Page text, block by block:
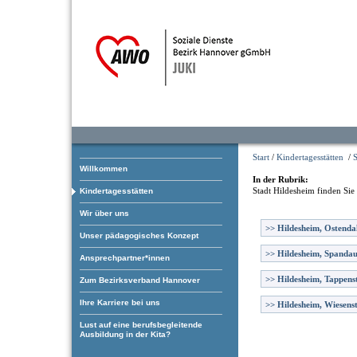
Willkommen
Kindertagesstätten
Wir über uns
Unser pädagogisches Konzept
Ansprechpartner*innen
Zum Bezirksverband Hannover
Ihre Karriere bei uns
Lust auf eine berufsbegleitende
Ausbildung in der Kita?
Start / Kindertagesstätten /
In der Rubrik:
Stadt Hildesheim finden
>> Hildesheim,
>> Hildesheim,
>> Hildesheim,
>> Hildesheim,